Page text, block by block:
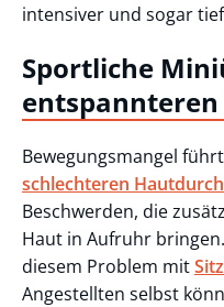
intensiver und sogar
Sportliche
Bewegungsmangel führt
schlechteren
Beschwerden, die
Haut in Aufruhr
diesem Problem mit
Angestellten selbst